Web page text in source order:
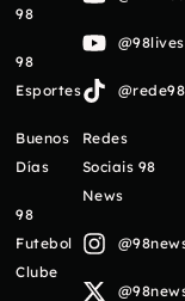
98
98
Esportes
Buenos
Días
98
Futebol
Clube
Redes
Sociais 98
News